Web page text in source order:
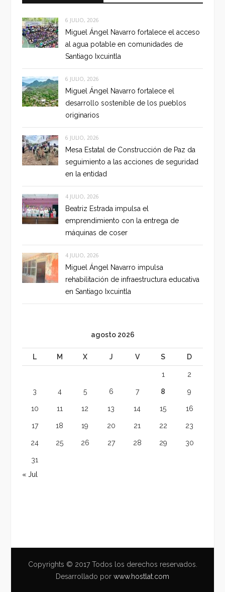
6 JULIO, 2026
Miguel Ángel Navarro fortalece el acceso
al agua potable en comunidades de
Santiago Ixcuintla
6 JULIO, 2026
Miguel Ángel Navarro fortalece el
desarrollo sostenible de los pueblos
originarios
6 JULIO, 2026
Mesa Estatal de Construcción de Paz da
seguimiento a las acciones de seguridad
en la entidad
4 JULIO, 2026
Beatriz Estrada impulsa el
emprendimiento con la entrega de
máquinas de coser
4 JULIO, 2026
Miguel Ángel Navarro impulsa
rehabilitación de infraestructura educativa
en Santiago Ixcuintla
agosto 2026
L M X J V S D
1 2
3 4 5 6 7 8 9
10 11 12 13 14 15 16
17 18 19 20 21 22 23
24 25 26 27 28 29 30
31
« Jul
Copyrights © 2017 Todos los derechos reservados.
Desarrollado por www.hostlat.com